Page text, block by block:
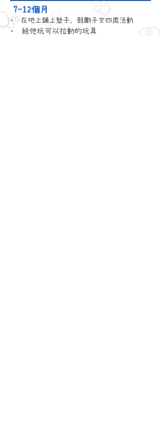
7-12個月
• 在地上鋪上墊子，鼓勵子女四處活動
• 給他玩可以拉動的玩具